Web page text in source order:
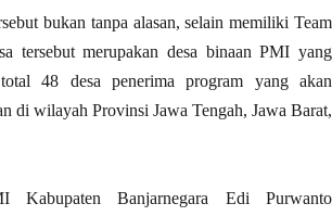
bukan tanpa alasan, selain memiliki Team
tersebut merupakan desa binaan PMI yang
48 desa penerima program yang akan
di wilayah Provinsi Jawa Tengah, Jawa Barat,
Kabupaten Banjarnegara Edi Purwanto